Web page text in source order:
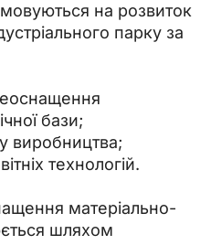
на розвиток
парку за
бази;
виробництва;
технологій.
матеріально-
шляхом